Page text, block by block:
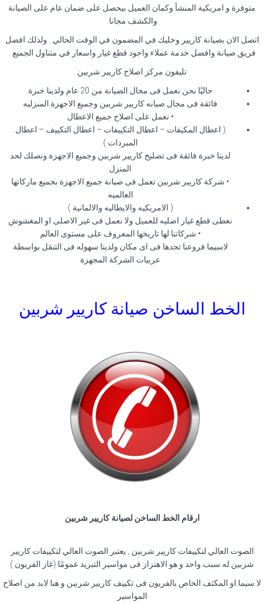
متوفرة و امريكية المنشأ وكمان العميل بيحصل على ضمان عام على الصيانة
والكشف مجانا.
اتصل الان بصيانة كاريير وخليك في المضمون في الوقت الحالي . ولذلك افضل
فريق صيانة وافضل خدمة عملاء واجود قطع غيار واسعار في متناول الجميع .
تليفون مركز اصلاح كاريير شربين
حاليًا نحن نعمل فى مجال الصيانة من 20 عام ولدينا خبرة
فائقة فى مجال صيانه كاريير شربين وجميع الاجهزة المنزليه
• نعمل على اصلاح جميع الاعطال
( اعطال المكيفات – اعطال التكييفات – اعطال التكييف – اعطال
المبردات )
لدينا خبرة فائقة فى تصليح كاريير شربين وجميع الاجهزة ونصلك لحد
المنزل
• شركة كاريير شربين تعمل فى صيانة جميع الاجهزة بجميع ماركاتها
العالميه
( الامريكيه والايطاليه والالمانية )
نعطى قطع غيار اصليه للعميل ولا نعمل فى غير الاصلى او المغشوش
• شركاتنا لها تاريخها المعروف على مستوى العالم
لاسيما فروعنا تجدها فى اى مكان ولدينا سهوله فى التنقل بواسطة
عربيات الشركة المجهزة
الخط الساخن صيانة كاريير شربين
ارقام الخط الساخن لصيانة كاريير شربين
الصوت العالي لتكييفات كاريير شربين , يعتبر الصوت العالي لتكييفات كاريير
شربين له سبب واحد و هو الاهتزاز فى مواسير التبريد عمومًا (غاز الفريون )
لا سيما او المكثف الخاص بالفريون فى تكييف كاريير شربين و هنا لابد من اصلاح
المواسير